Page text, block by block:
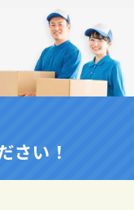
さい！